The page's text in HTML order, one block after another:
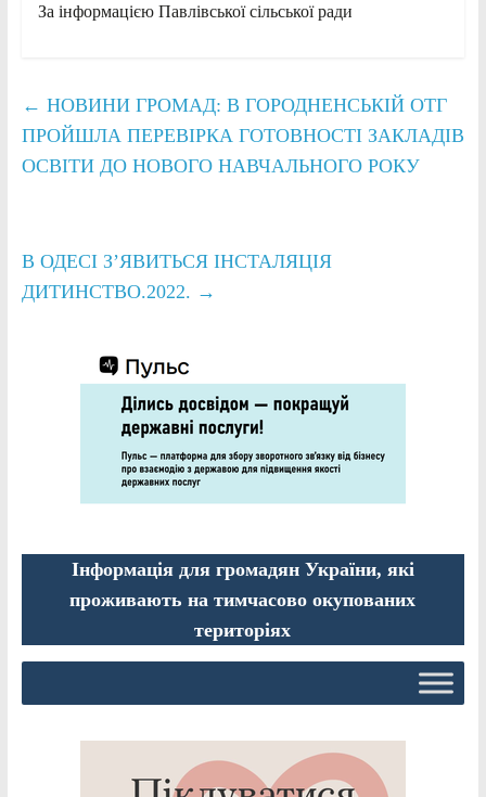
За інформацією Павлівської сільської ради
← НОВИНИ ГРОМАД: В ГОРОДНЕНСЬКІЙ ОТГ
ПРОЙШЛА ПЕРЕВІРКА ГОТОВНОСТІ ЗАКЛАДІВ
ОСВІТИ ДО НОВОГО НАВЧАЛЬНОГО РОКУ
В ОДЕСІ З’ЯВИТЬСЯ ІНСТАЛЯЦІЯ
ДИТИНСТВО.2022. →
Інформація для громадян України, які
проживають на тимчасово окупованих
територіях